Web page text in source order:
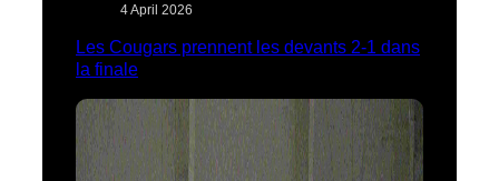
4 April 2026
Les Cougars prennent les devants 2-1 dans
la finale